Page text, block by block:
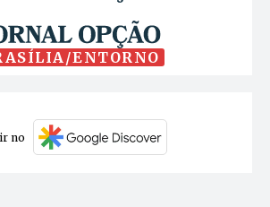
ENTORNO
no